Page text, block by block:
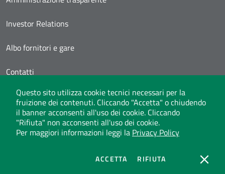
Questo sito utilizza cookie tecnici necessari per la
fruizione dei contenuti. Cliccando "Accetta" o chiudendo
il banner acconsenti all'uso dei cookie. Cliccando
"Rifiuta" non acconsenti all'uso dei cookie.
Per maggiori informazioni leggi la Privacy Policy
ACCETTA COOKIES
RIFIUTACOOKIES
Investor Relations
Albo fornitori e gare
Contatti
Area Personale
Dichiarazione di accessibilità Mappa del sito